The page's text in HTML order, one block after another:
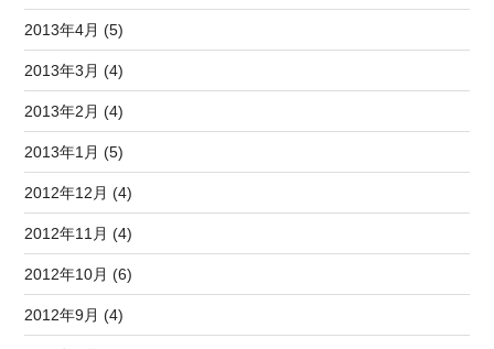
2013年4月 (5)
2013年3月 (4)
2013年2月 (4)
2013年1月 (5)
2012年12月 (4)
2012年11月 (4)
2012年10月 (6)
2012年9月 (4)